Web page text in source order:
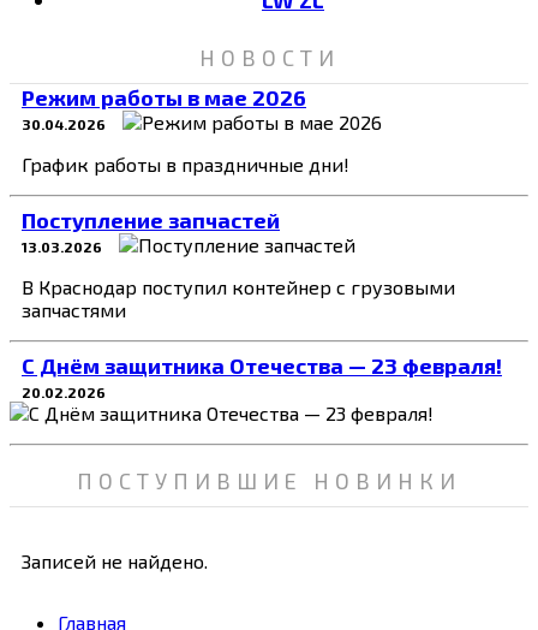
НОВОСТИ
Режим работы в мае 2026
30.04.2026
График работы в праздничные дни!
Поступление запчастей
13.03.2026
В Краснодар поступил контейнер с грузовыми
запчастями
C Днём защитника Отечества — 23 февраля!
20.02.2026
ПОСТУПИВШИЕ НОВИНКИ
Записей не найдено.
Главная